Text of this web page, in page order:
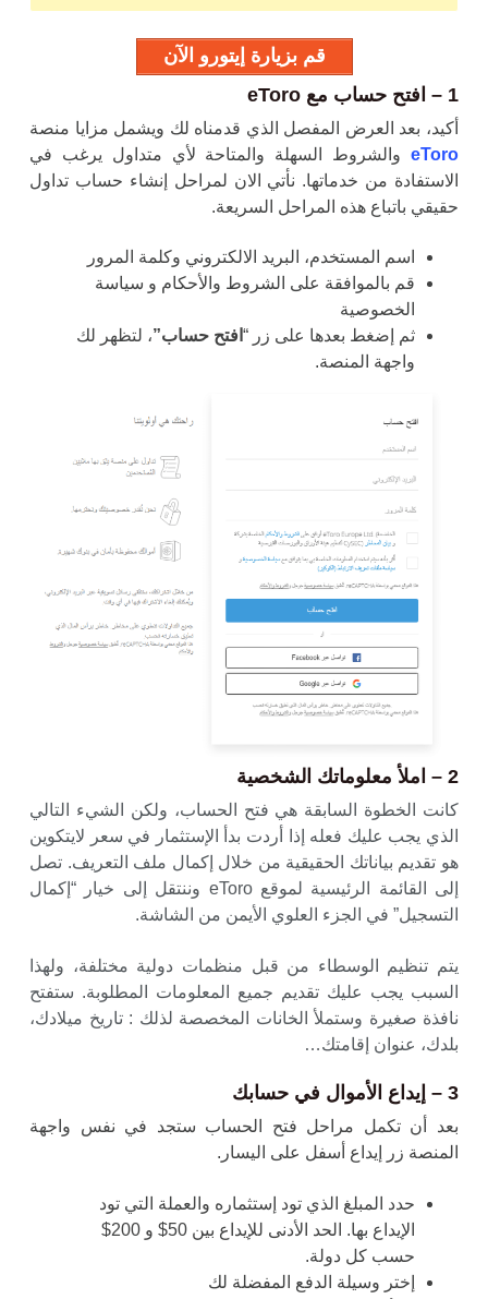
قم بزيارة إيتورو الآن
1 – افتح حساب مع eToro
أكيد، بعد العرض المفصل الذي قدمناه لك ويشمل مزايا منصة
eToro والشروط السهلة والمتاحة لأي متداول يرغب في
الاستفادة من خدماتها. نأتي الان لمراحل إنشاء حساب تداول
حقيقي باتباع هذه المراحل السريعة.
اسم المستخدم، البريد الالكتروني وكلمة المرور
قم بالموافقة على الشروط والأحكام و سياسة
الخصوصية
ثم إضغط بعدها على زر “ افتح حساب”، لتظهر لك
واجهة المنصة.
2 – املأ معلوماتك الشخصية
كانت الخطوة السابقة هي فتح الحساب، ولكن الشيء التالي
الذي يجب عليك فعله إذا أردت بدأ الإستثمار في سعر لايتكوين
هو تقديم بياناتك الحقيقية من خلال إكمال ملف التعريف. تصل
إلى القائمة الرئيسية لموقع eToro وننتقل إلى خيار “إكمال
التسجيل” في الجزء العلوي الأيمن من الشاشة.
يتم تنظيم الوسطاء من قبل منظمات دولية مختلفة، ولهذا
السبب يجب عليك تقديم جميع المعلومات المطلوبة. ستفتح
نافذة صغيرة وستملأ الخانات المخصصة لذلك : تاريخ ميلادك،
بلدك، عنوان إقامتك…
3 – إيداع الأموال في حسابك
بعد أن تكمل مراحل فتح الحساب ستجد في نفس واجهة
المنصة زر إيداع أسفل على اليسار.
حدد المبلغ الذي تود إستثماره والعملة التي تود
الإيداع بها. الحد الأدنى للإيداع بين 50$ و 200$
حسب كل دولة.
إختر وسيلة الدفع المفضلة لك